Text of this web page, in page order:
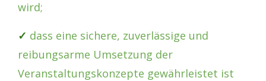
wird;
✓ dass eine sichere, zuverlässige und
reibungsarme Umsetzung der
Veranstaltungskonzepte gewährleistet ist